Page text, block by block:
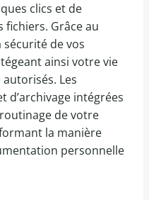
clics et de
Grâce au
sécurité de vos
ainsi votre vie
Les
d’archivage intégrées
de votre
la manière
personnelle